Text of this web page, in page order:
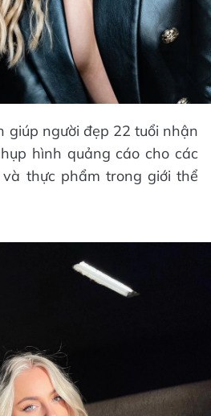
giúp người đẹp 22 tuổi nhận
hình quảng cáo cho các
thực phẩm trong giới thể